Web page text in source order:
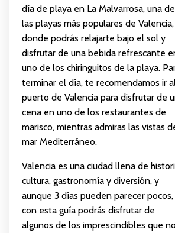
día de playa en La Malvarrosa, una de
las playas más populares de Valencia,
donde podrás relajarte bajo el sol y
disfrutar de una bebida refrescante
uno de los chiringuitos de la playa.
terminar el día, te recomendamos ir al
puerto de Valencia para disfrutar de
cena en uno de los restaurantes de
marisco, mientras admiras las vistas
mar Mediterráneo.
Valencia es una ciudad llena de
cultura, gastronomía y diversión, y
aunque 3 días pueden parecer pocos,
con esta guía podrás disfrutar de
algunos de los imprescindibles que